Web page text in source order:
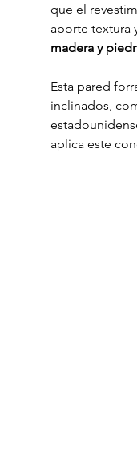
que el
aporte textura
madera y
Esta pared
inclinados,
aplica este